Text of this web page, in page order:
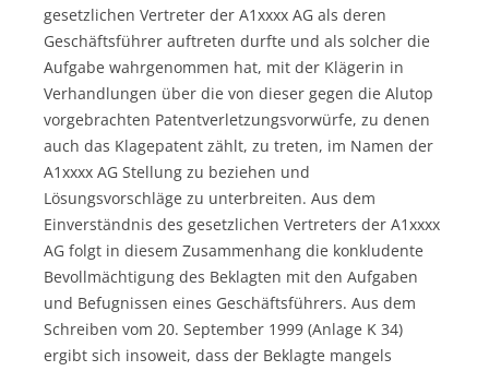
gesetzlichen Vertreter der A1xxxx AG als deren
Geschäftsführer auftreten durfte und als solcher die
Aufgabe wahrgenommen hat, mit der Klägerin in
Verhandlungen über die von dieser gegen die Alutop
vorgebrachten Patentverletzungsvorwürfe, zu denen
auch das Klagepatent zählt, zu treten, im Namen der
A1xxxx AG Stellung zu beziehen und
Lösungsvorschläge zu unterbreiten. Aus dem
Einverständnis des gesetzlichen Vertreters der A1xxxx
AG folgt in diesem Zusammenhang die konkludente
Bevollmächtigung des Beklagten mit den Aufgaben
und Befugnissen eines Geschäftsführers. Aus dem
Schreiben vom 20. September 1999 (Anlage K 34)
ergibt sich insoweit, dass der Beklagte mangels